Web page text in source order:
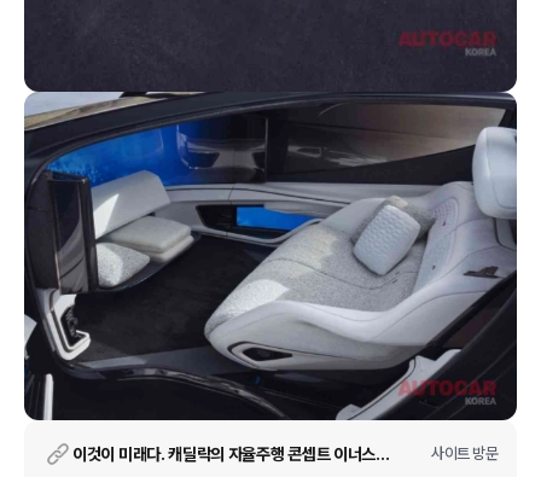
이것이 미래다. 캐딜락의 자율주행 콘셉트 이너스페이스 사이트 방문